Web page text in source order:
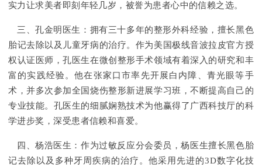
实力让求美者即刻年轻几岁，被誉为患者心中的信赖之选。
三、孔金明医生：拥有三十多年的整形外科经验，擅长黑色
胎记去除以及儿童牙病的治疗。作为美国极线音波拉皮官方授
权认证医师，孔医生在微创整形手术领域有着深入的研究和丰
富的实践经验。他在张家口市率先开展白内障、青光眼等手
术，并多次参加全国烧伤整形新进展学习班，不断提高自己的
专业技能。孔医生的细腻娴熟技术为他赢得了广西科技厅的科
学进步奖，深受患者信赖和喜爱。
四、杨浩医生：作为过敏反应分会委员，杨医生擅长黑色胎
记去除以及多种牙周疾病的治疗。他采用先进的3D数字化技